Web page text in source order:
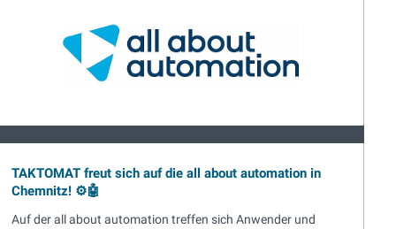
TAKTOMAT freut sich auf die all about automation in
Chemnitz! ⚙️🤖
Auf der all about automation treffen sich Anwender und